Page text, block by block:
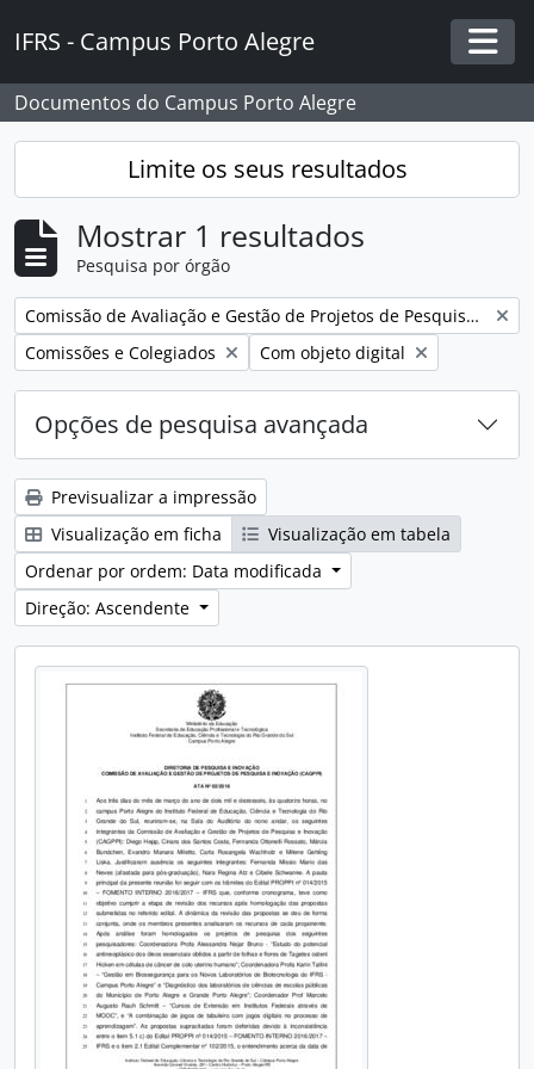
IFRS - Campus Porto Alegre
Documentos do Campus Porto Alegre
Limite os seus resultados
Mostrar 1 resultados
Pesquisa por órgão
Remover filtro:
Comissão de Avaliação e Gestão de Projetos de Pesquisa e Inovação
Remover filtro:
Comissões e Colegiados Remover filtro:
Com objeto digital
Opções de pesquisa avançada
Previsualizar a impressão
Visualização em ficha
Visualização em tabela
Ordenar por ordem: Data modificada
Direção: Ascendente